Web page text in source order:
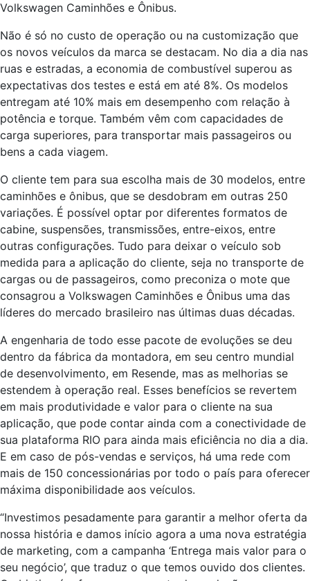
Volkswagen Caminhões e Ônibus.
Não é só no custo de operação ou na customização que
os novos veículos da marca se destacam. No dia a dia nas
ruas e estradas, a economia de combustível superou as
expectativas dos testes e está em até 8%. Os modelos
entregam até 10% mais em desempenho com relação à
potência e torque. Também vêm com capacidades de
carga superiores, para transportar mais passageiros ou
bens a cada viagem.
O cliente tem para sua escolha mais de 30 modelos, entre
caminhões e ônibus, que se desdobram em outras 250
variações. É possível optar por diferentes formatos de
cabine, suspensões, transmissões, entre-eixos, entre
outras configurações. Tudo para deixar o veículo sob
medida para a aplicação do cliente, seja no transporte de
cargas ou de passageiros, como preconiza o mote que
consagrou a Volkswagen Caminhões e Ônibus uma das
líderes do mercado brasileiro nas últimas duas décadas.
A engenharia de todo esse pacote de evoluções se deu
dentro da fábrica da montadora, em seu centro mundial
de desenvolvimento, em Resende, mas as melhorias se
estendem à operação real. Esses benefícios se revertem
em mais produtividade e valor para o cliente na sua
aplicação, que pode contar ainda com a conectividade de
sua plataforma RIO para ainda mais eficiência no dia a dia.
E em caso de pós-vendas e serviços, há uma rede com
mais de 150 concessionárias por todo o país para oferecer
máxima disponibilidade aos veículos.
“Investimos pesadamente para garantir a melhor oferta da
nossa história e damos início agora a uma nova estratégia
de marketing, com a campanha ‘Entrega mais valor para o
seu negócio’, que traduz o que temos ouvido dos clientes.